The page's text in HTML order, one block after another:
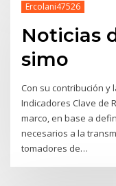
Ercolani47526
Noticias
simo
Con su contribución y
Indicadores Clave de
marco, en base a
necesarios a la
tomadores de…